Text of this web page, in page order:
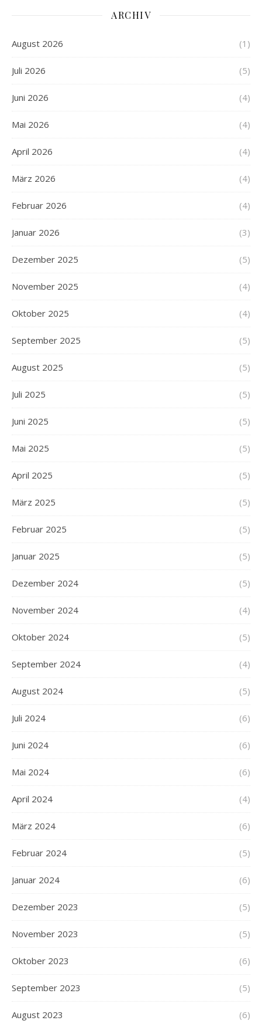
ARCHIV
August 2026 (1)
Juli 2026 (5)
Juni 2026 (4)
Mai 2026 (4)
April 2026 (4)
März 2026 (4)
Februar 2026 (4)
Januar 2026 (3)
Dezember 2025 (5)
November 2025 (4)
Oktober 2025 (4)
September 2025 (5)
August 2025 (5)
Juli 2025 (5)
Juni 2025 (5)
Mai 2025 (5)
April 2025 (5)
März 2025 (5)
Februar 2025 (5)
Januar 2025 (5)
Dezember 2024 (5)
November 2024 (4)
Oktober 2024 (5)
September 2024 (4)
August 2024 (5)
Juli 2024 (6)
Juni 2024 (6)
Mai 2024 (6)
April 2024 (4)
März 2024 (6)
Februar 2024 (5)
Januar 2024 (6)
Dezember 2023 (5)
November 2023 (5)
Oktober 2023 (6)
September 2023 (5)
August 2023 (6)